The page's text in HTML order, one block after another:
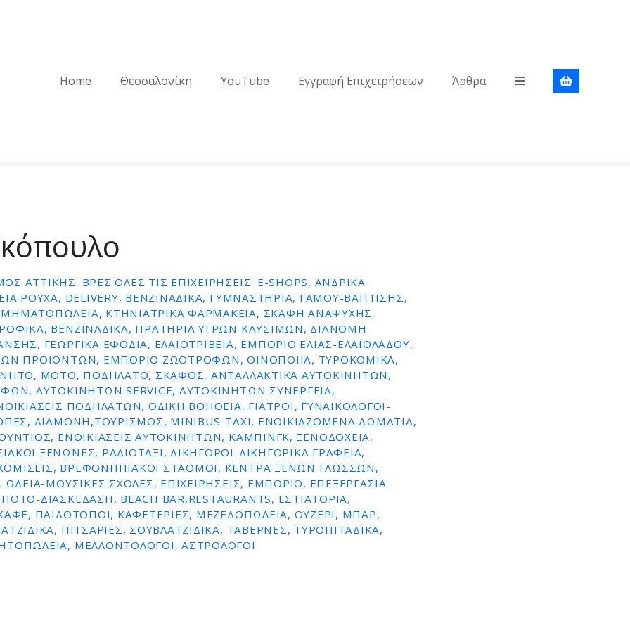
Home Θεσσαλονίκη YouTube Εγγραφή Επιχειρήσεων Άρθρα
ΑΤΤΙΚΉΣ. ΒΡΕΣ ΌΛΕΣ ΤΙΣ ΕΠΙΧΕΙΡΉΣΕΙΣ. E-SHOPS, ΑΝΔΡΙΚΆ
ΡΟΎΧΑ, DELIVERY, ΒΕΝΖΙΝΆΔΙΚΑ, ΓΥΜΝΑΣΤΉΡΙΑ, ΓΆΜΟΥ-ΒΆΠΤΙΣΗΣ,
ΚΤΗΝΙΑΤΡΙΚΆ ΦΑΡΜΑΚΕΊΑ, ΣΚΆΦΗ ΑΝΑΨΥΧΉΣ,
ΒΕΝΖΙΝΑΔΙΚΑ, ΠΡΑΤΗΡΙΑ ΥΓΡΩΝ ΚΑΥΣΙΜΩΝ, ΔΙΑΝΟΜΗ
ΓΕΩΡΓΙΚΆ ΕΦΌΔΙΑ, ΕΛΑΙΟΤΡΙΒΕΊΑ, ΕΜΠΌΡΙΟ ΕΛΙΆΣ-ΕΛΑΙΟΛΆΔΟΥ,
ΠΡΟΪΌΝΤΩΝ, ΕΜΠΌΡΙΟ ΖΩΟΤΡΟΦΏΝ, ΟΙΝΟΠΟΙΊΑ, ΤΥΡΟΚΟΜΙΚΆ,
ΜΌΤΟ, ΠΟΔΉΛΑΤΟ, ΣΚΆΦΟΣ, ΑΝΤΑΛΛΑΚΤΙΚΆ ΑΥΤΟΚΙΝΉΤΩΝ,
ΑΥΤΟΚΙΝΉΤΩΝ SERVICE, ΑΥΤΟΚΙΝΉΤΩΝ ΣΥΝΕΡΓΕΊΑ,
ΠΟΔΗΛΆΤΩΝ, ΟΔΙΚΉ ΒΟΉΘΕΙΑ, ΓΙΑΤΡΟΊ, ΓΥΝΑΙΚΟΛΌΓΟΙ-
ΔΙΑΜΟΝΉ,ΤΟΥΡΙΣΜΌΣ, MINIBUS-TAXI, ΕΝΟΙΚΙΑΖΌΜΕΝΑ ΔΩΜΆΤΙΑ,
ΕΝΟΙΚΙΆΣΕΙΣ ΑΥΤΟΚΙΝΉΤΩΝ, ΚΆΜΠΙΝΓΚ, ΞΕΝΟΔΟΧΕΊΑ,
ΞΕΝΏΝΕΣ, ΡΑΔΙΟΤΑΞΊ, ΔΙΚΗΓΌΡΟΙ-ΔΙΚΗΓΟΡΙΚΆ ΓΡΑΦΕΊΑ,
ΒΡΕΦΟΝΗΠΙΑΚΟΊ ΣΤΑΘΜΟΊ, ΚΈΝΤΡΑ ΞΈΝΩΝ ΓΛΩΣΣΏΝ,
ΩΔΕΊΑ-ΜΟΥΣΙΚΈΣ ΣΧΟΛΈΣ, ΕΠΙΧΕΙΡΉΣΕΙΣ, ΕΜΠΌΡΙΟ, ΕΠΕΞΕΡΓΑΣΊΑ
ΔΙΑΣΚΈΔΑΣΗ, BEACH BAR,RESTAURANTS, ΕΣΤΙΑΤΌΡΙΑ,
ΠΑΙΔΌΤΟΠΟΙ, ΚΑΦΕΤΈΡΙΕΣ, ΜΕΖΕΔΟΠΩΛΕΊΑ, ΟΥΖΕΡΊ, ΜΠΑΡ,
ΠΙΤΣΑΡΊΕΣ, ΣΟΥΒΛΑΤΖΊΔΙΚΑ, ΤΑΒΈΡΝΕΣ, ΤΥΡΟΠΙΤΆΔΙΚΑ,
ΜΕΛΛΟΝΤΟΛΌΓΟΙ, ΑΣΤΡΟΛΌΓΟΙ